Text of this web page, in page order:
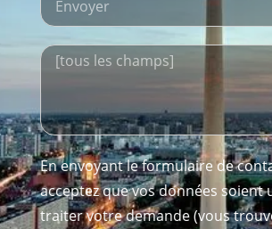
En envoyant le formulaire de
acceptez que vos données soient
traiter votre demande (vous